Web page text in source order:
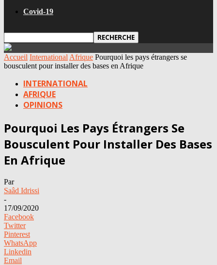
Covid-19
Accueil International Afrique Pourquoi les pays étrangers se
bousculent pour installer des bases en Afrique
INTERNATIONAL
AFRIQUE
OPINIONS
Pourquoi Les Pays Étrangers Se
Bousculent Pour Installer Des Bases
En Afrique
Par
Saâd Idrissi
-
17/09/2020
Facebook
Twitter
Pinterest
WhatsApp
Linkedin
Email